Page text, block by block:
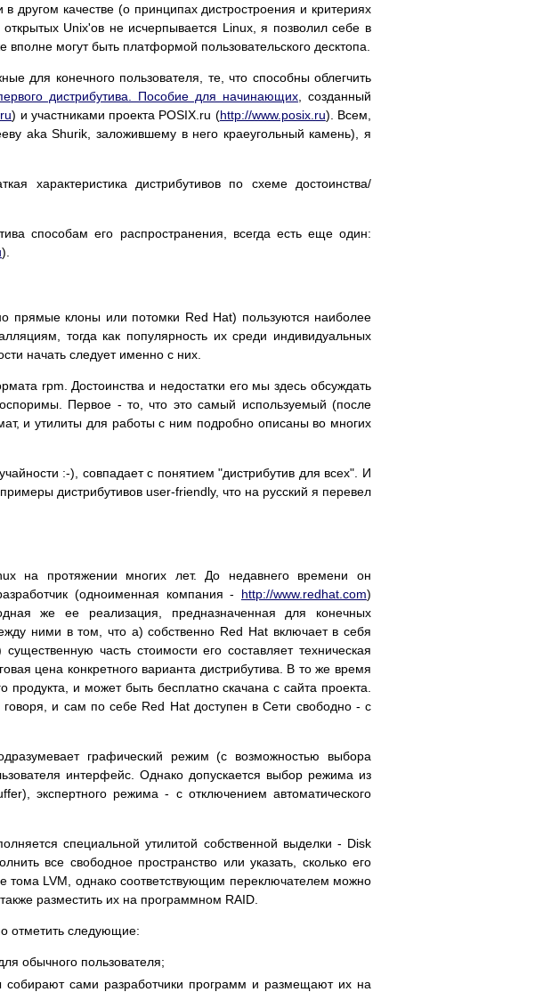
другом качестве (о принципах дистростроения и критериях
Unix'ов не исчерпывается Linux, я позволил себе в
могут быть платформой пользовательского десктопа.
для конечного пользователя, те, что способны облегчить
дистрибутива. Пособие для начинающих , созданный
) и участниками проекта POSIX.ru (http://www.posix.ru). Всем,
aka Shurik, заложившему в него краеугольный камень), я
характеристика дистрибутивов по схеме достоинства/
способам его распространения, всегда есть еще один:
).
прямые клоны или потомки Red Hat) пользуются наиболее
тогда как популярность их среди индивидуальных
начать следует именно с них.
rpm. Достоинства и недостатки его мы здесь обсуждать
Первое - то, что это самый используемый (после
и утилиты для работы с ним подробно описаны во многих
:-), совпадает с понятием "дистрибутив для всех". И
дистрибутивов user-friendly, что на русский я перевел
на протяжении многих лет. До недавнего времени он
(одноименная компания - http://www.redhat.com)
же ее реализация, предназначенная для конечных
ними в том, что а) собственно Red Hat включает в себя
часть стоимости его составляет техническая
цена конкретного варианта дистрибутива. В то же время
и может быть бесплатно скачана с сайта проекта.
и сам по себе Red Hat доступен в Сети свободно - с
графический режим (с возможностью выбора
интерфейс. Однако допускается выбор режима из
экспертного режима - с отключением автоматического
специальной утилитой собственной выделки - Disk
все свободное пространство или указать, сколько его
тома LVM, однако соответствующим переключателем можно
разместить их на программном RAID.
отметить следующие:
обычного пользователя;
собирают сами разработчики программ и размещают их на